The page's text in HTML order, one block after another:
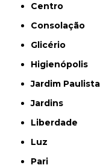
Centro
Consolação
Glicério
Higienópolis
Jardim Paulista
Jardins
Liberdade
Luz
Pari